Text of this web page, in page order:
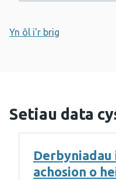
Yn ôl i'r brig
Setiau data
Derbyniadau
achosion o